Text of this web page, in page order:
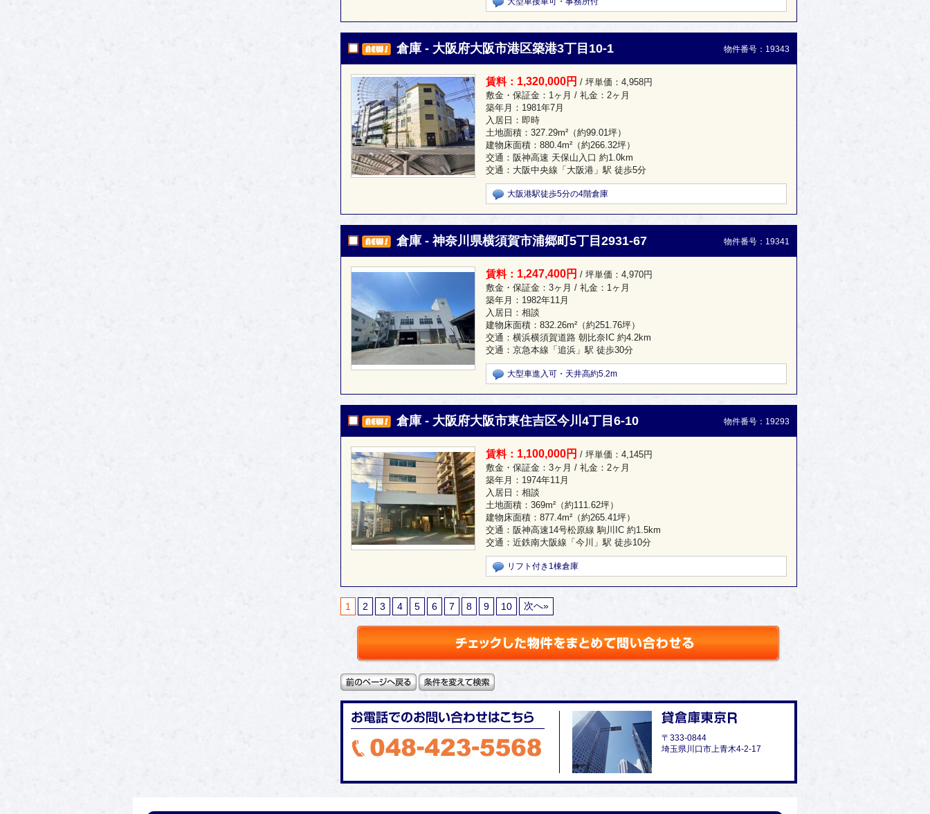
倉庫 - 大阪府大阪市港区築港3丁目10-1 物件番号：19343
賃料： 1,320,000円 / 坪単価：4,958円
敷金・保証金：1ヶ月 / 礼金：2ヶ月
築年月：1981年7月
入居日：即時
土地面積： 327.29m² （約99.01坪）
建物床面積： 880.4m² （約266.32坪）
交通：阪神高速 天保山入口 約1.0km
交通：大阪中央線「大阪港」駅 徒歩5分
大阪港駅徒歩5分の4階倉庫
倉庫 - 神奈川県横須賀市浦郷町5丁目2931-67 物件番号：19341
賃料： 1,247,400円 / 坪単価：4,970円
敷金・保証金：3ヶ月 / 礼金：1ヶ月
築年月：1982年11月
入居日：相談
建物床面積： 832.26m² （約251.76坪）
交通：横浜横須賀道路 朝比奈IC 約4.2km
交通：京急本線「追浜」駅 徒歩30分
大型車進入可・天井高約5.2m
倉庫 - 大阪府大阪市東住吉区今川4丁目6-10 物件番号：19293
賃料： 1,100,000円 / 坪単価：4,145円
敷金・保証金：3ヶ月 / 礼金：2ヶ月
築年月：1974年11月
入居日：相談
土地面積： 369m² （約111.62坪）
建物床面積： 877.4m² （約265.41坪）
交通：阪神高速14号松原線 駒川IC 約1.5km
交通：近鉄南大阪線「今川」駅 徒歩10分
リフト付き1棟倉庫
1 2 3 4 5 6 7 8 9 10 次へ»
〒333-0844
埼玉県川口市上青木4-2-17